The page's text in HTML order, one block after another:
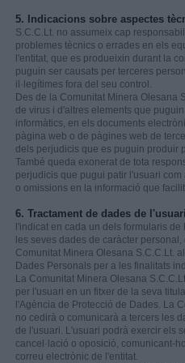
5. Indicacions sobre aspectes
S.C.C.Lt. no assumeix cap
problemes tècnics o errades en els
l'entitat, que es produeixin durant la
puguin ser causats per terceres
il·legítimes fora del seu control.
Des de la Comunitat Minera Olesana
de virus i d'altres elements que
informàtics, en els documents
pàgina web o de pàgines web de
dels perjudicis que es puguin produir
També queda exonerat de tota
perjudicis que pugui patir l'usuari
o omissions en la informació que
6. Tractament de dades de l'usuari
l'indicat en cada un dels formularis
les seves dades de caràcter
Comunitat Minera Olesana S.C.C.Lt.
Dades Personals per a les finalitats
La Comunitat Minera Olesana
per l'usuari en un fitxer de la seva
l'Agència de Protecció de Dades. La
no cedirà o comunicarà a tercers les
de l'usuari. L'usuari podrà exercir els
cancel·lació o oposició, comunicant-
correu electrònic de l'entitat.